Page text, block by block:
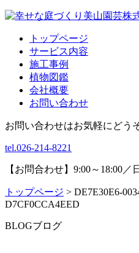
トップページ
サービス内容
施工事例
植物図鑑
会社概要
お問い合わせ
お問い合わせはお気軽にどう
tel.026-214-8221
【お問合わせ】9:00～18:00
トップページ > DE7E30E6-
D7CF0CCA4EED
BLOGブログ